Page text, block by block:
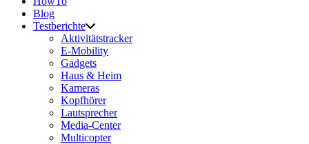
Blog
Testberichte
Aktivitätstracker
E-Mobility
Gadgets
Haus & Heim
Kameras
Kopfhörer
Lautsprecher
Media-Center
Multicopter